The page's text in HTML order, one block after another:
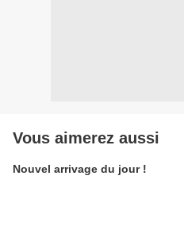
Vous aimerez aussi
Nouvel arrivage du jour !